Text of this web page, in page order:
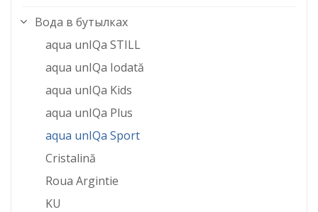
Вода в бутылках
aqua unIQa STILL
aqua unIQa Iodată
aqua unIQa Kids
aqua unIQa Plus
aqua unIQa Sport
Cristalină
Roua Argintie
KU